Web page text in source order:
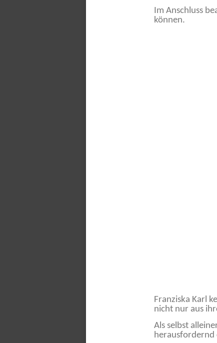
Im Anschluss
können.
Franziska Karl
nicht nur aus
Als selbst
herausfordernd